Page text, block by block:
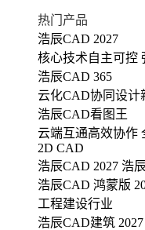
热门产品
浩辰CAD 2027
核心技术自主可控
浩辰CAD 365
云化CAD协同设计
浩辰CAD看图王
云端互通高效协作
2D CAD
浩辰CAD 2027 浩
浩辰CAD 鸿蒙版
工程建设行业
浩辰CAD建筑 2027